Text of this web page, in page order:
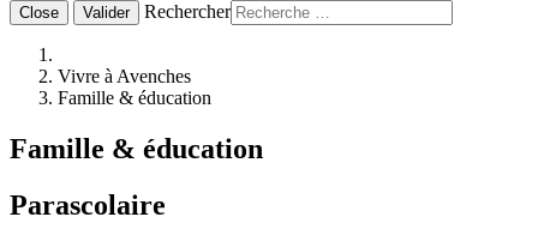
Close Valider Rechercher
Vivre à Avenches
Famille & éducation
Famille & éducation
Parascolaire